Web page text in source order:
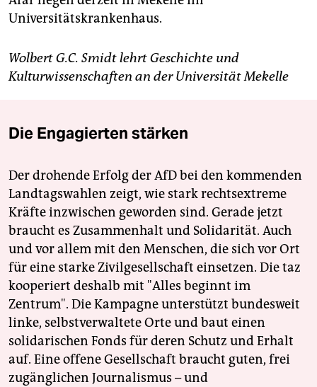
Universitätskrankenhaus.
Wolbert G.C. Smidt lehrt Geschichte und
Kulturwissenschaften an der Universität Mekelle
Die Engagierten stärken
Der drohende Erfolg der AfD bei den kommenden
Landtagswahlen zeigt, wie stark rechtsextreme
Kräfte inzwischen geworden sind. Gerade jetzt
braucht es Zusammenhalt und Solidarität. Auch
und vor allem mit den Menschen, die sich vor Ort
für eine starke Zivilgesellschaft einsetzen. Die taz
kooperiert deshalb mit "Alles beginnt im
Zentrum". Die Kampagne unterstützt bundesweit
linke, selbstverwaltete Orte und baut einen
solidarischen Fonds für deren Schutz und Erhalt
auf. Eine offene Gesellschaft braucht guten, frei
zugänglichen Journalismus – und